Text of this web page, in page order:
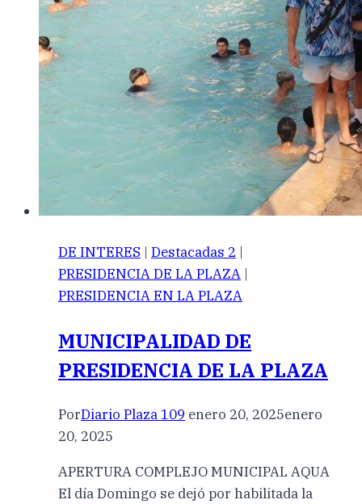
DE INTERES | Destacadas 2 |
PRESIDENCIA DE LA PLAZA |
PRESIDENCIA EN LA PLAZA
MUNICIPALIDAD DE
PRESIDENCIA DE LA PLAZA
PorDiario Plaza 109 enero 20, 2025enero
20, 2025
APERTURA COMPLEJO MUNICIPAL AQUA
El día Domingo se dejó por habilitada la